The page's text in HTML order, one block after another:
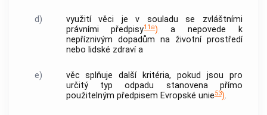
d)
využití věci je v souladu se zvláštními
právními předpisy11a) a nepovede k
nepříznivým dopadům na životní prostředí
nebo lidské zdraví a
e)
věc splňuje další kritéria, pokud jsou pro
určitý typ odpadu stanovena přímo
použitelným předpisem Evropské unie53).